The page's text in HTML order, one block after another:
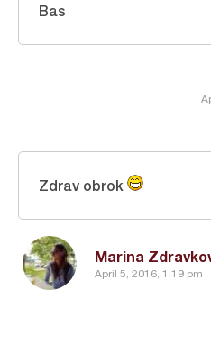
Bas
Marina
April 5, 2016, 1:19 pm
Zdrav obrok